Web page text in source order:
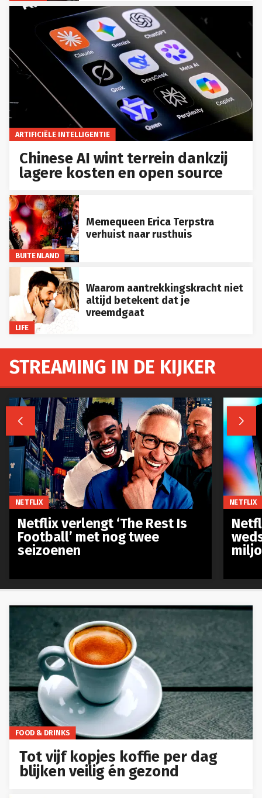
ARTIFICIËLE INTELLIGENTIE
Chinese AI wint terrein dankzij
lagere kosten en open source
BUITENLAND
Memequeen Erica Terpstra
verhuist naar rusthuis
LIFE
Waarom aantrekkingskracht niet
altijd betekent dat je
vreemdgaat
FOOD & DRINKS
Tot vijf kopjes koffie per dag
blijken veilig én gezond
STREAMING IN DE KIJKER
 
NETFLIX
Netflix verlengt ‘The Rest Is
Football’ met nog twee
seizoenen
NETFLIX